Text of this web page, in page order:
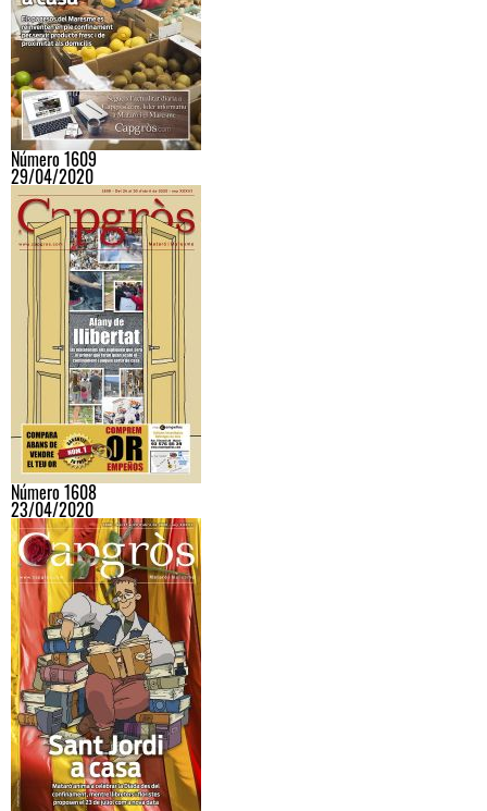
Número 1609
29/04/2020
Número 1608
23/04/2020